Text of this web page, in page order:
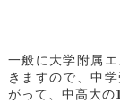
一般に大学附属
きますので、中
がって、中高大の